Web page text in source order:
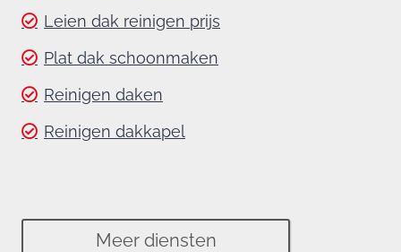
Leien dak reinigen prijs
Plat dak schoonmaken
Reinigen daken
Reinigen dakkapel
Meer diensten